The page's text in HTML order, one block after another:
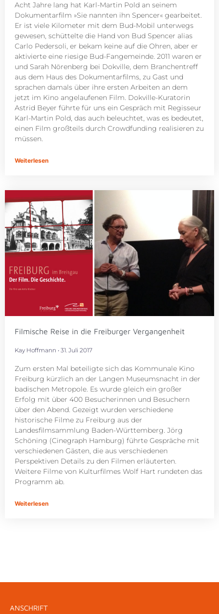
Acht Jahre lang hat Karl-Martin Pold an seinem
Dokumentarfilm »Sie nannten ihn Spencer« gearbeitet.
Er ist viele Kilometer mit dem Bud-Mobil unterwegs
gewesen, schüttelte die Hand von Bud Spencer alias
Carlo Pedersoli, er bekam keine auf die Ohren, aber er
aktivierte eine riesige Bud-Fangemeinde. 2011 waren er
und Sarah Nörenberg bei Dokville, dem Branchentreff
aus dem Haus des Dokumentarfilms, zu Gast und
sprachen damals über ihre ersten Arbeiten an dem
jetzt im Kino angelaufenen Film. Dokville-Kuratorin
Astrid Beyer führte für uns ein Gespräch mit Regisseur
Karl-Martin Pold, das auch beleuchtet, was es bedeutet,
einen Film großteils durch Crowdfunding realisieren zu
müssen.
Weiterlesen
Filmische Reise in die Freiburger Vergangenheit
Kay Hoffmann 31. Juli 2017
Zum ersten Mal beteiligte sich das Kommunale Kino
Freiburg kürzlich an der Langen Museumsnacht in der
badischen Metropole. Es wurde gleich ein großer
Erfolg mit über 400 Besucherinnen und Besuchern
über den Abend. Gezeigt wurden verschiedene
historische Filme zu Freiburg aus der
Landesfilmsammlung Baden-Württemberg. Jörg
Schöning (Cinegraph Hamburg) führte Gespräche mit
verschiedenen Gästen, die aus verschiedenen
Perspektiven Details zu den Filmen erläuterten.
Weitere Filme von Kulturfilmes Wolf Hart rundeten das
Programm ab.
Weiterlesen
ANSCHRIFT